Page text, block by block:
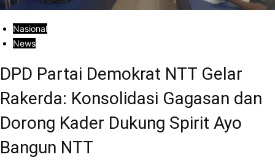
Nasional
News
DPD Partai Demokrat NTT Gelar
Rakerda: Konsolidasi Gagasan dan
Dorong Kader Dukung Spirit Ayo
Bangun NTT